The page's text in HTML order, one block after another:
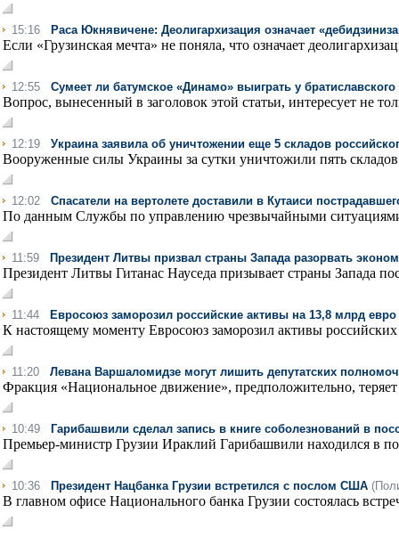
15:16 Раса Юкнявичене: Деолигархизация означает
Если «Грузинская мечта» не поняла, что означает
12:55 Сумеет ли батумское «Динамо» выиграть у
Вопрос, вынесенный в заголовок этой статьи, интересует не
12:19 Украина заявила об уничтожении еще 5 складов
Вооруженные силы Украины за сутки уничтожили пять
12:02 Спасатели на вертолете доставили в Кутаиси
По данным Службы по управлению чрезвычайными ситуациями,
11:59 Президент Литвы призвал страны Запада разорвать
Президент Литвы Гитанас Науседа призывает страны Запада
11:44 Евросоюз заморозил российские активы на 13,8 млрд евро
К настоящему моменту Евросоюз заморозил активы
11:20 Левана Варшаломидзе могут лишить депутатских
Фракция «Национальное движение», предположительно,
10:49 Гарибашвили сделал запись в книге соболезнований в
Премьер-министр Грузии Ираклий Гарибашвили находился в
10:36 Президент Нацбанка Грузии встретился с послом США
В главном офисе Национального банка Грузии состоялась